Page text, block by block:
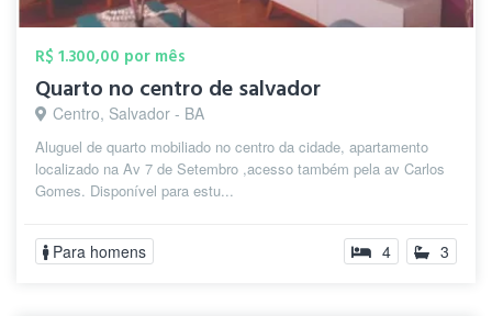
R$ 1.300,00 por mês
Quarto no centro de salvador
Centro, Salvador - BA
Aluguel de quarto mobiliado no centro da cidade, apartamento
localizado na Av 7 de Setembro ,acesso também pela av Carlos
Gomes. Disponível para estu...
Para homens 4 3